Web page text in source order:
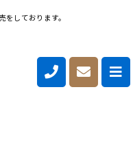
しております。